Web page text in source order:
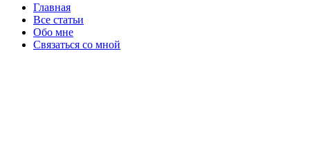
Главная
Все статьи
Обо мне
Связаться со мной